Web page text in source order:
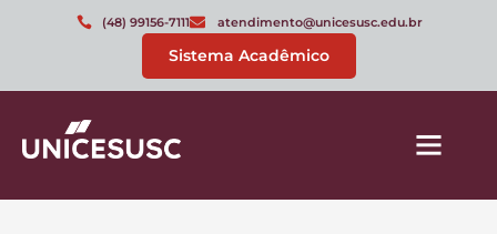
(48) 99156-7111 atendimento@unicesusc.edu.br
Sistema Acadêmico